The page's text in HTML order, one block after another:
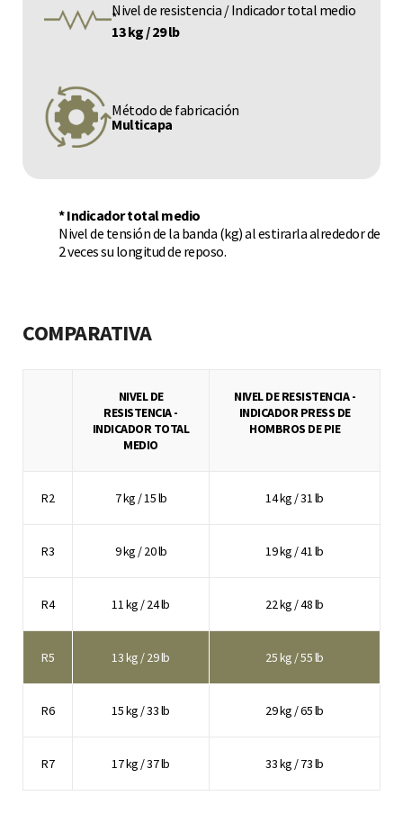
Nivel de resistencia / Indicador total medio
*
13 kg / 29 lb
Método de fabricación
Multicapa
* Indicador total medio
Nivel de tensión de la banda (kg) al estirarla alrededor de
2 veces su longitud de reposo.
COMPARATIVA
NIVEL DE
RESISTENCIA -
INDICADOR TOTAL
MEDIO
NIVEL DE RESISTENCIA -
INDICADOR PRESS DE
HOMBROS DE PIE
R2 7 kg / 15 lb 14 kg / 31 lb
R3 9 kg / 20 lb 19 kg / 41 lb
R4 11 kg / 24 lb 22 kg / 48 lb
R5 13 kg / 29 lb 25 kg / 55 lb
R6 15 kg / 33 lb 29 kg / 65 lb
R7 17 kg / 37 lb 33 kg / 73 lb